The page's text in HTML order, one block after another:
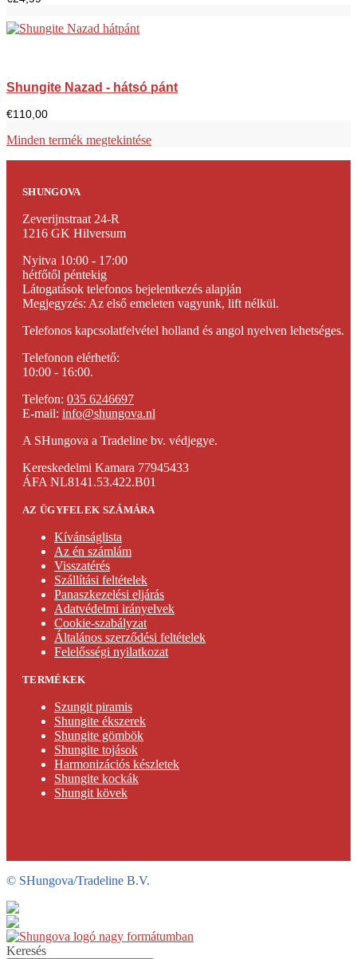
Shungite Nazad - hátsó pánt
€110,00
Minden termék megtekintése
SHUNGOVA
Zeverijnstraat 24-R
1216 GK Hilversum
Nyitva 10:00 - 17:00
hétfőtől péntekig
Látogatások telefonos bejelentkezés alapján
Megjegyzés: Az első emeleten vagyunk, lift nélkül.
Telefonos kapcsolatfelvétel holland és angol nyelven lehetséges.
Telefonon elérhető:
10:00 - 16:00.
Telefon: 035 6246697
E-mail: info@shungova.nl
A SHungova a Tradeline bv. védjegye.
Kereskedelmi Kamara 77945433
ÁFA NL8141.53.422.B01
AZ ÜGYFELEK SZÁMÁRA
Kívánságlista
Az én számlám
Visszatérés
Szállítási feltételek
Panaszkezelési eljárás
Adatvédelmi irányelvek
Cookie-szabályzat
Általános szerződési feltételek
Felelősségi nyilatkozat
TERMÉKEK
Szungit piramis
Shungite ékszerek
Shungite gömbök
Shungite tojások
Harmonizációs készletek
Shungite kockák
Shungit kövek
© SHungova/Tradeline B.V.
Keresés